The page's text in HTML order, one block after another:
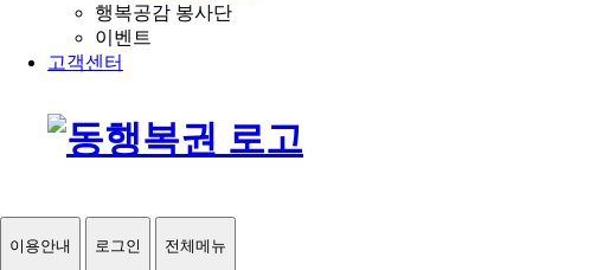
행복공감 봉사단
이벤트
고객센터
이용안내 로그인 전체메뉴